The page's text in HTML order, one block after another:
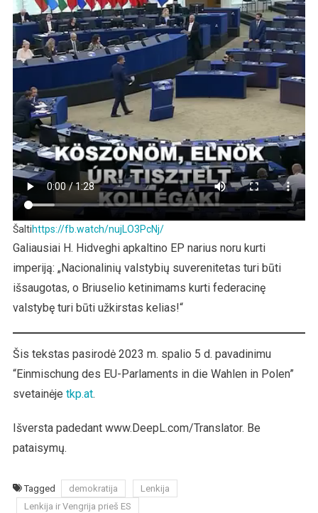
Šaltihttps://fb.watch/nujLO3PcNj/
Galiausiai H. Hidveghi apkaltino EP narius noru kurti
imperiją: „Nacionalinių valstybių suverenitetas turi būti
išsaugotas, o Briuselio ketinimams kurti federacinę
valstybę turi būti užkirstas kelias!“
Šis tekstas pasirodė 2023 m. spalio 5 d. pavadinimu
“Einmischung des EU-Parlaments in die Wahlen in Polen”
svetainėje tkp.at.
Išversta padedant www.DeepL.com/Translator. Be
pataisymų.
Tagged demokratija
Lenkija
Lenkija ir Vengrija prieš ES